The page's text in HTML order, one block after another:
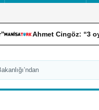
Cingöz: “3 oyuncuyla